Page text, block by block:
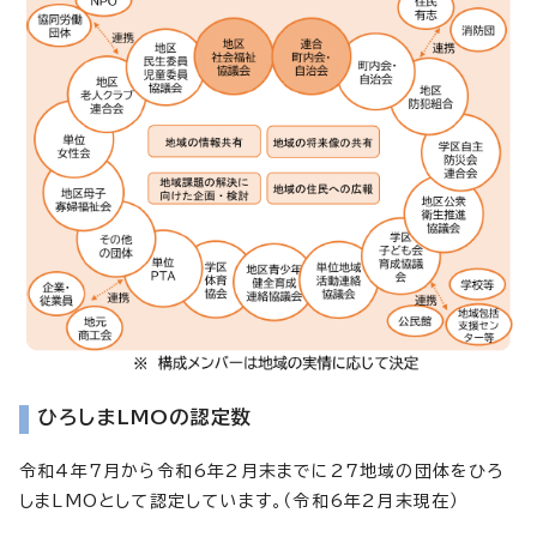
ひろしまLMOの認定数
令和4年7月から令和6年2月末までに27地域の団体をひろ
しまLMOとして認定しています。（令和6年2月末現在）